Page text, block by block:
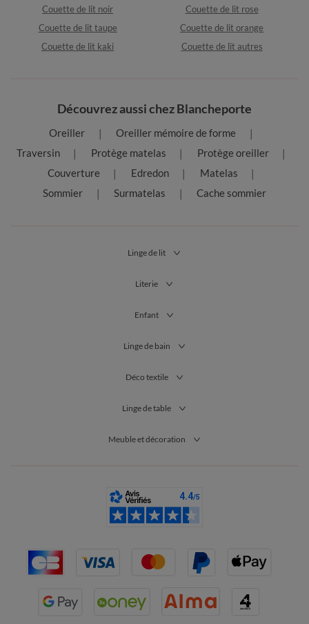
Couette de lit noir
Couette de lit rose
Couette de lit taupe
Couette de lit orange
Couette de lit kaki
Couette de lit autres
Découvrez aussi chez Blancheporte
Oreiller
Oreiller mémoire de forme
Traversin
Protège matelas
Protège oreiller
Couverture
Edredon
Matelas
Sommier
Surmatelas Cache sommier
Linge de lit
Literie
Enfant
Linge de bain
Déco textile
Linge de table
Meuble et décoration